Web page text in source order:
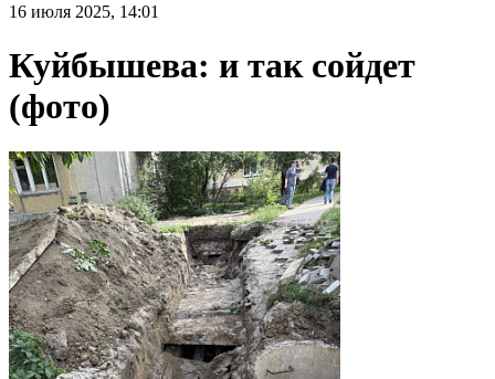
16 июля 2025, 14:01
Куйбышева: и так сойдет
(фото)